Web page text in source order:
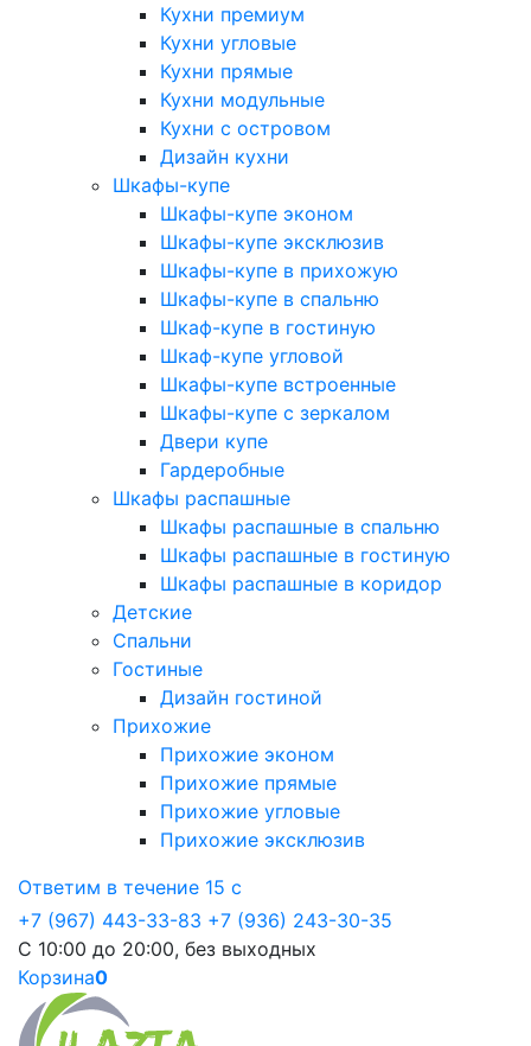
Кухни премиум
Кухни угловые
Кухни прямые
Кухни модульные
Кухни с островом
Дизайн кухни
Шкафы-купе
Шкафы-купе эконом
Шкафы-купе эксклюзив
Шкафы-купе в прихожую
Шкафы-купе в спальню
Шкаф-купе в гостиную
Шкаф-купе угловой
Шкафы-купе встроенные
Шкафы-купе с зеркалом
Двери купе
Гардеробные
Шкафы распашные
Шкафы распашные в спальню
Шкафы распашные в гостиную
Шкафы распашные в коридор
Детские
Спальни
Гостиные
Дизайн гостиной
Прихожие
Прихожие эконом
Прихожие прямые
Прихожие угловые
Прихожие эксклюзив
Ответим в течение 15 с
+7 (967) 443-33-83 +7 (936) 243-30-35
С 10:00 до 20:00, без выходных
Корзина0